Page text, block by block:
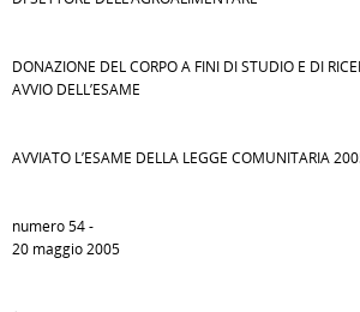
DONAZIONE DEL CORPO A FINI DI STUDIO E DI
AVVIO DELL’ESAME
AVVIATO L’ESAME DELLA LEGGE COMUNITARIA
numero 54 -
20 maggio 2005